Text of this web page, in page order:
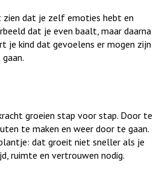
dat je zelf emoties hebt en
dat je even baalt, maar daarna
je kind dat gevoelens er mogen zijn
groeien stap voor stap. Door te
te maken en weer door te gaan.
dat groeit niet sneller als je
ruimte en vertrouwen nodig.